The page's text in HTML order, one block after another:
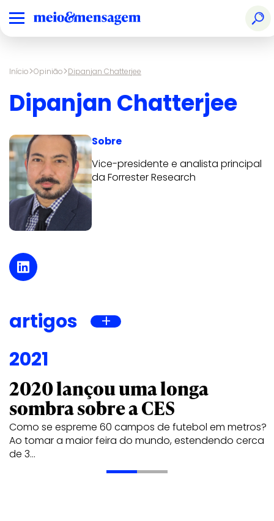
Início>Opinião>Dipanjan Chatterjee
Dipanjan Chatterjee
Sobre
Vice-presidente e analista principal
da Forrester Research
artigos
2021
2020 lançou uma longa
sombra sobre a CES
Como se espreme 60 campos de futebol em metros?
Ao tomar a maior feira do mundo, estendendo cerca
de 3…